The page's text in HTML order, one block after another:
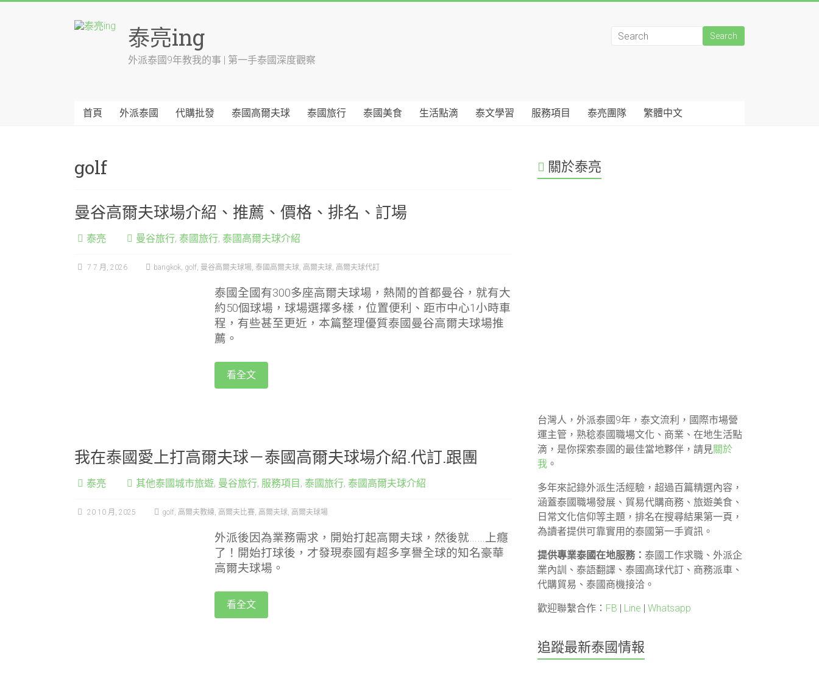
泰亮ing
外派泰國9年教我的事 | 第一手泰國深度觀察
首頁 外派泰國 代購批發 泰國高爾夫球 泰國旅行 泰國美食 生活點滴 泰文學習 服務項目 泰亮團隊 繁體中文
golf
曼谷高爾夫球場介紹、推薦、價格、排名、訂場
泰亮 曼谷旅行, 泰國旅行, 泰國高爾夫球介紹
7 7 月, 2026 bangkok, golf, 曼谷高爾夫球場, 泰國高爾夫球, 高爾夫球, 高爾夫球代訂
泰國全國有300多座高爾夫球場，熱鬧的首都曼谷，就有大
約50個球場，球場選擇多樣，位置便利、距市中心1小時車
程，有些甚至更近，本篇整理優質泰國曼谷高爾夫球場推
薦。
看全文
我在泰國愛上打高爾夫球－泰國高爾夫球場介紹.代訂.跟團
泰亮 其他泰國城市旅遊, 曼谷旅行, 服務項目 , 泰國旅行, 泰國高爾夫球介紹
20 10 月, 2025 golf 高爾夫教練 高爾夫比賽 高爾夫球 高爾夫球場
外派後因為業務需求，開始打起高爾夫球，然後就……上癮
了！開始打球後，才發現泰國有超多享譽全球的知名豪華
高爾夫球場。
看全文
關於泰亮
台灣人，外派泰國9年，泰文流利，國際市場營
運主管，熟稔泰國職場文化、商業、在地生活點
滴，是你探索泰國的最佳當地夥伴，請見關於
我 。
多年來記錄外派生活經驗，超過百篇精選內容，
涵蓋泰國職場發展、貿易代購商務、旅遊美食、
日常文化信仰等主題，排名在搜尋結果第一頁，
為讀者提供可靠實用的泰國第一手資訊。
提供專業泰國在地服務：泰國工作求職、外派企
業內訓、泰語翻譯、泰國高球代訂、商務派車、
代購貿易、泰國商機接洽。
歡迎聯繫合作： FB | Line |Whatsapp
追蹤最新泰國情報